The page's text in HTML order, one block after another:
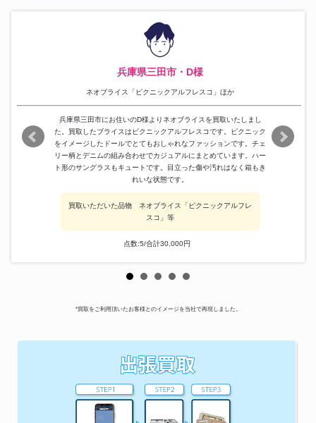
兵庫県三田市・D様
ネオブライス「ピクニックアルフレスコ」ほか
兵庫県三田市にお住いのD様よりネオブライスを買取いたしまし
た。買取したブライスはピクニックアルフレスコです。ピクニック
をイメージしたドールでとてもおしゃれなファッションです。チェ
リー柄とデニムの組み合わせでカジュアルにまとめています。ハー
ト形のサングラスもキュートです。目立った傷や汚れはなく箱もき
れいな状態です。
買取いただいた品物 ネオブライス「ピクニックアルフレ
スコ」等
点数:5/合計30,000円
*買取をご利用頂いたお客様とのイメージを当社で再現しました。